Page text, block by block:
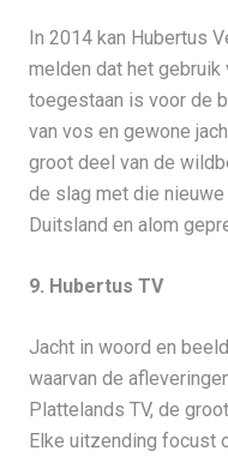
In 2014 kan Hubertus
melden dat het gebruik
toegestaan is voor de
van vos en gewone
groot deel van de
de slag met die
Duitsland en alom
9. Hubertus TV
Jacht in woord en
waarvan de
Plattelands TV, de
Elke uitzending focust